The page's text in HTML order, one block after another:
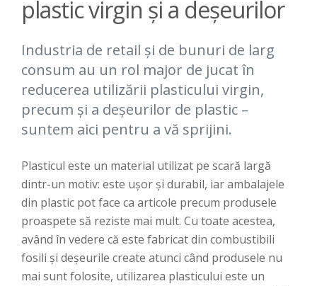
plastic virgin și a deșeurilor
Industria de retail și de bunuri de larg
consum au un rol major de jucat în
reducerea utilizării plasticului virgin,
precum și a deșeurilor de plastic –
suntem aici pentru a vă sprijini.
Plasticul este un material utilizat pe scară largă
dintr-un motiv: este ușor și durabil, iar ambalajele
din plastic pot face ca articole precum produsele
proaspete să reziste mai mult. Cu toate acestea,
având în vedere că este fabricat din combustibili
fosili și deșeurile create atunci când produsele nu
mai sunt folosite, utilizarea plasticului este un